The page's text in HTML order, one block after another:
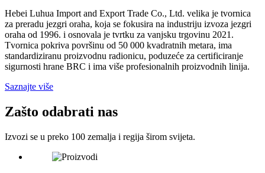
Hebei Luhua Import and Export Trade Co., Ltd. velika je tvornica
za preradu jezgri oraha, koja se fokusira na industriju izvoza jezgri
oraha od 1996. i osnovala je tvrtku za vanjsku trgovinu 2021.
Tvornica pokriva površinu od 50 000 kvadratnih metara, ima
standardiziranu proizvodnu radionicu, poduzeće za certificiranje
sigurnosti hrane BRC i ima više profesionalnih proizvodnih linija.
Saznajte više
Zašto odabrati nas
Izvozi se u preko 100 zemalja i regija širom svijeta.